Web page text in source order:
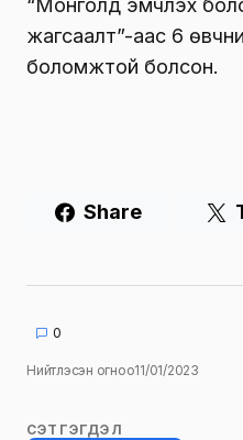
“Монголд эмчлэх
жагсаалт”-аас 6
боломжтой болсон.
Share
0
Нийтлэсэн огноо11/01/2023
СЭТГЭГДЭЛ